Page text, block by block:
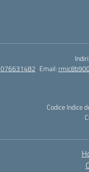
076631482 Email:
Codice Indice